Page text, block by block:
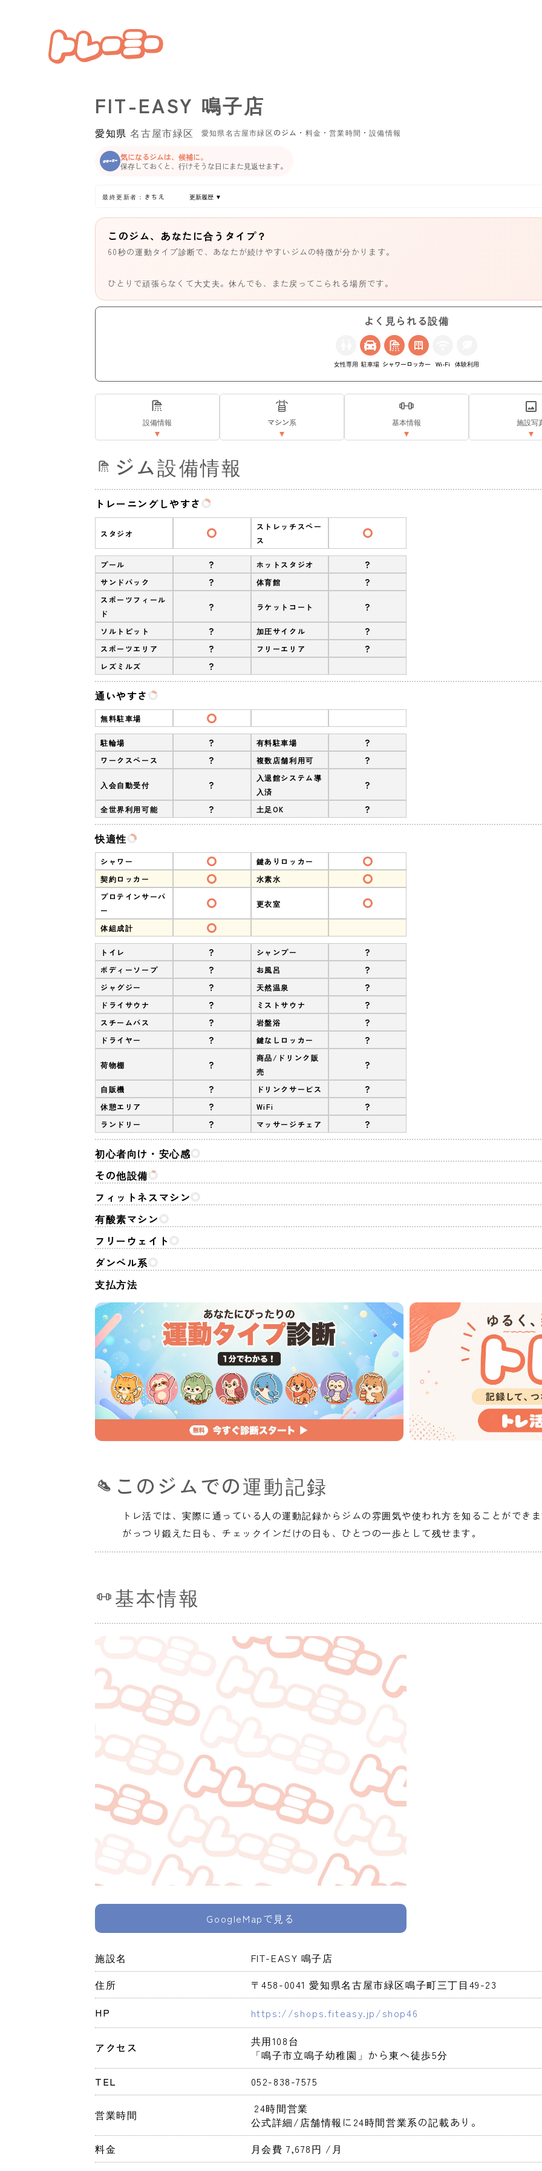
FIT-EASY 鳴子店
愛知県 名古屋市緑区 愛知県名古屋市緑区のジム・料金・営業時間・設備情報
気になるジムは、候補に。
保存しておくと、行けそうな日にまた見返せます。
最終更新者：きちえ 更新履歴 ▼
このジム、あなたに合うタイプ？
60秒の運動タイプ診断で、あなたが続けやすいジムの特徴が分かります。
ひとりで頑張らなくて大丈夫。休んでも、また戻ってこられる場所です。
よく見られる設備
女性専用 駐車場 シャワー ロッカー Wi-Fi 体験利用
設備情報 マシン系 基本情報 施設写
ジム設備情報
トレーニングしやすさ
スタジオ
ストレッチスペー
ス
プール ? ホットスタジオ ?
サンドバック ? 体育館 ?
スポーツフィール
ド
? ラケットコート ?
ソルトピット ? 加圧サイクル ?
スポーツエリア ? フリーエリア ?
レズミルズ ?
通いやすさ
無料駐車場
駐輪場 ? 有料駐車場 ?
ワークスペース ? 複数店舗利用可 ?
入会自動受付 ?
入退館システム導
入済
?
全世界利用可能 ? 土足OK ?
快適性
シャワー
鍵ありロッカー
契約ロッカー
水素水
プロテインサーバ
ー
更衣室
体組成計
トイレ ? シャンプー ?
ボディーソープ ? お風呂 ?
ジャグジー ? 天然温泉 ?
ドライサウナ ? ミストサウナ ?
スチームバス ? 岩盤浴 ?
ドライヤー ? 鍵なしロッカー ?
荷物棚 ?
商品/ドリンク販
売
?
自販機 ? ドリンクサービス ?
休憩エリア ? WiFi ?
ランドリー ? マッサージチェア ?
初心者向け・安心感
その他設備
フィットネスマシン
有酸素マシン
フリーウェイト
ダンベル系
支払方法
このジムでの運動記録
トレ活では、実際に通っている人の運動記録からジムの雰囲気や使われ方を知ることができ
がっつり鍛えた日も、チェックインだけの日も、ひとつの一歩として残せます。
基本情報
GoogleMapで見る
施設名
FIT-EASY 鳴子店
住所
〒458-0041 愛知県名古屋市緑区鳴子町三丁目49-23
HP
https://shops.fiteasy.jp/shop46
アクセス
共用108台
「鳴子市立鳴子幼稚園」から東へ徒歩5分
TEL
052-838-7575
営業時間
24時間営業
公式詳細/店舗情報に24時間営業系の記載あり。
料金
月会費 7,678円 /月